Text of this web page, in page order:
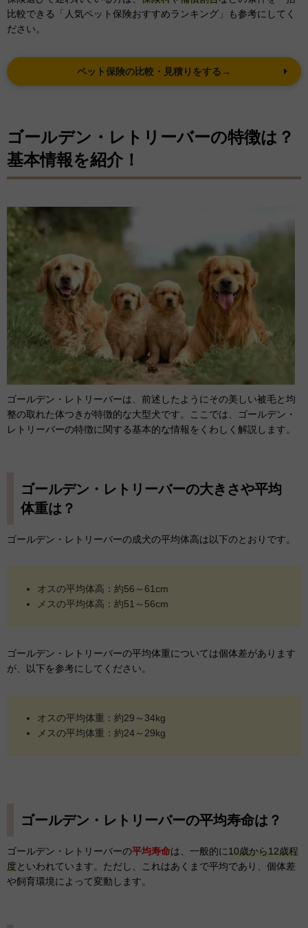
比較できる「人気ペット保険おすすめランキング」も参考にしてく
ださい。
ペット保険の比較・見積りをする→
ゴールデン・レトリーバーの特徴は？
基本情報を紹介！
ゴールデン・レトリーバーは、前述したようにその美しい被毛と均
整の取れた体つきが特徴的な大型犬です。ここでは、ゴールデン・
レトリーバーの特徴に関する基本的な情報をくわしく解説します。
ゴールデン・レトリーバーの大きさや平均
体重は？
ゴールデン・レトリーバーの成犬の平均体高は以下のとおりです。
オスの平均体高：約56～61cm
メスの平均体高：約51～56cm
ゴールデン・レトリーバーの平均体重については個体差があります
が、以下を参考にしてください。
オスの平均体重：約29～34kg
メスの平均体重：約24～29kg
ゴールデン・レトリーバーの平均寿命は？
ゴールデン・レトリーバーの平均寿命は、一般的に10歳から12歳程
度といわれています。ただし、これはあくまで平均であり、個体差
や飼育環境によって変動します。